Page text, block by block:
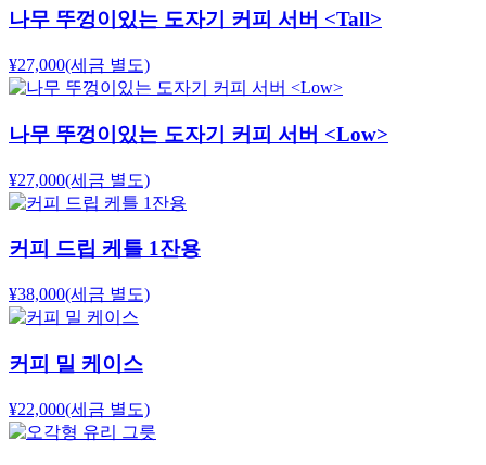
나무 뚜껑이있는 도자기 커피 서버 <Tall>
¥27,000(세금 별도)
나무 뚜껑이있는 도자기 커피 서버 <Low>
¥27,000(세금 별도)
커피 드립 케틀 1잔용
¥38,000(세금 별도)
커피 밀 케이스
¥22,000(세금 별도)